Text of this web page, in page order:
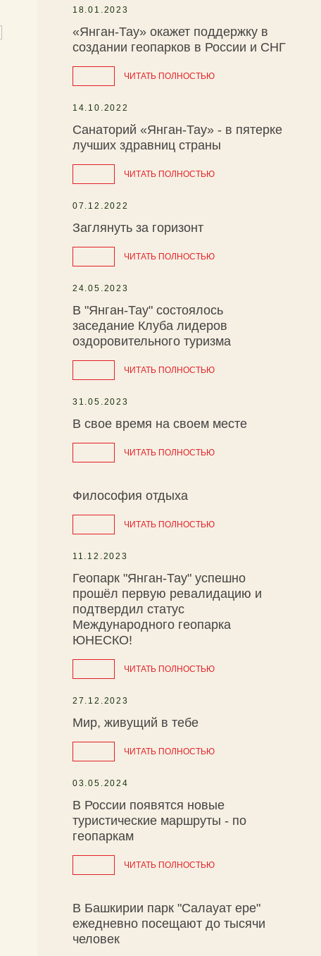
18.01.2023
«Янган-Тау» окажет поддержку в
создании геопарков в России и СНГ
ЧИТАТЬ ПОЛНОСТЬЮ
14.10.2022
Санаторий «Янган-Тау» - в пятерке
лучших здравниц страны
ЧИТАТЬ ПОЛНОСТЬЮ
07.12.2022
Заглянуть за горизонт
ЧИТАТЬ ПОЛНОСТЬЮ
24.05.2023
В "Янган-Тау" состоялось
заседание Клуба лидеров
оздоровительного туризма
ЧИТАТЬ ПОЛНОСТЬЮ
31.05.2023
В свое время на своем месте
ЧИТАТЬ ПОЛНОСТЬЮ
Философия отдыха
ЧИТАТЬ ПОЛНОСТЬЮ
11.12.2023
Геопарк "Янган-Тау" успешно
прошёл первую ревалидацию и
подтвердил статус
Международного геопарка
ЮНЕСКО!
ЧИТАТЬ ПОЛНОСТЬЮ
27.12.2023
Мир, живущий в тебе
ЧИТАТЬ ПОЛНОСТЬЮ
03.05.2024
В России появятся новые
туристические маршруты - по
геопаркам
ЧИТАТЬ ПОЛНОСТЬЮ
В Башкирии парк "Салауат ере"
ежедневно посещают до тысячи
человек